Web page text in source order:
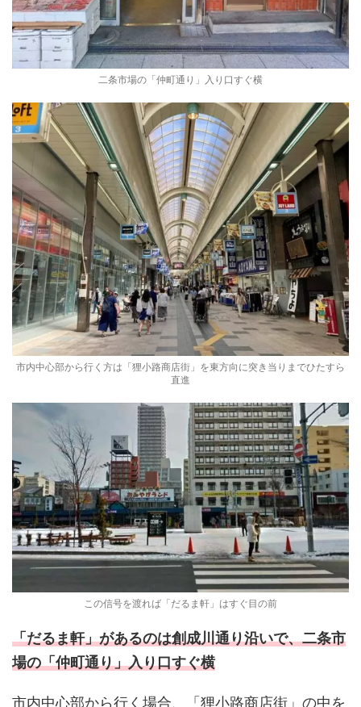
二条市場の「仲町通り」入り口すぐ横
市内中心部から行く方は「狸小路商店街」を東方向に突き当りまでひたすら
直進
この信号を渡れば「だるま軒」はすぐ目の前
「だるま軒」があるのは創成川通り沿いで、二条市
場の「仲町通り」入り口すぐ横
市内中心部から行く場合、「狸小路商店街」の中を